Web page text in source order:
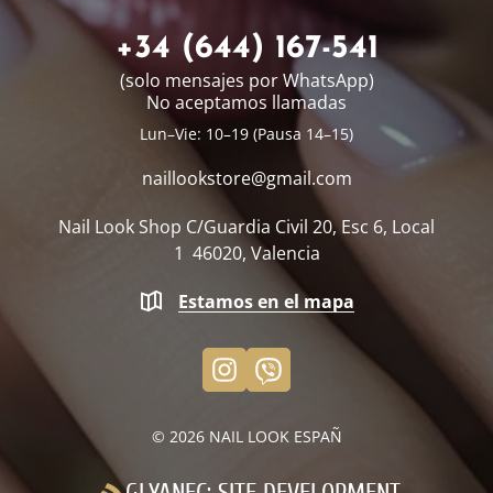
+34 (644) 167-541
(solo mensajes por WhatsApp)
No aceptamos llamadas
Lun–Vie: 10–19 (Pausa 14–15)
naillookstore@gmail.com
Nail Look Shop C/Guardia Civil 20, Esc 6, Local
1 46020, Valencia
Estamos en el mapa
© 2026 NAIL LOOK ESPAÑ